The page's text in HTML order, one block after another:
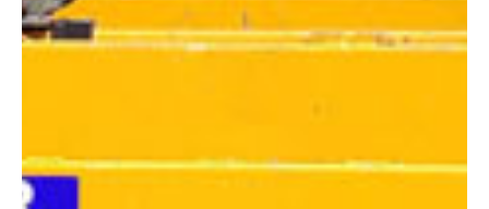
Alcance lateral:
Altura almacenaje:2.00 m
ESPECIFICACIONES TÉCNICAS